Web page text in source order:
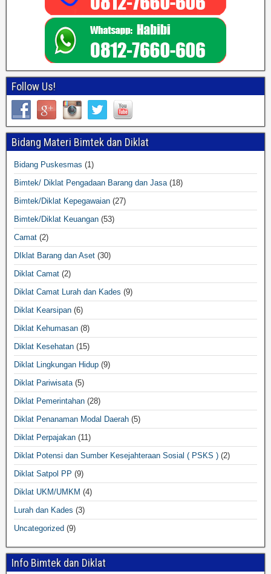
Follow Us!
Bidang Materi Bimtek dan Diklat
Bidang Puskesmas (1)
Bimtek/ Diklat Pengadaan Barang dan Jasa (18)
Bimtek/Diklat Kepegawaian (27)
Bimtek/Diklat Keuangan (53)
Camat (2)
DIklat Barang dan Aset (30)
Diklat Camat (2)
Diklat Camat Lurah dan Kades (9)
Diklat Kearsipan (6)
Diklat Kehumasan (8)
Diklat Kesehatan (15)
Diklat Lingkungan Hidup (9)
Diklat Pariwisata (5)
Diklat Pemerintahan (28)
Diklat Penanaman Modal Daerah (5)
Diklat Perpajakan (11)
Diklat Potensi dan Sumber Kesejahteraan Sosial ( PSKS ) (2)
Diklat Satpol PP (9)
Diklat UKM/UMKM (4)
Lurah dan Kades (3)
Uncategorized (9)
Info Bimtek dan Diklat